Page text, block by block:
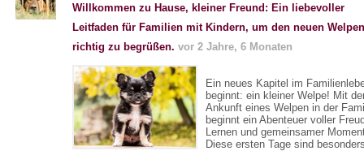
Willkommen zu Hause, kleiner Freund: Ein liebevoller
Leitfaden für Familien mit Kindern, um den neuen Welpen
richtig zu begrüßen. vor 2 Jahre, 6 Monaten
Ein neues Kapitel im
beginnt: ein kleiner Welpe! Mit
Ankunft eines Welpen in der
beginnt ein Abenteuer voller
Lernen und gemeinsamer
Diese ersten Tage sind